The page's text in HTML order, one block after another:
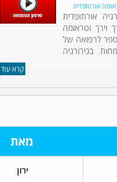
קרא עוד
אורטופדית
אורתופדית
וטראומה
לרפואה של
בכירורגיה
מאת
ירון